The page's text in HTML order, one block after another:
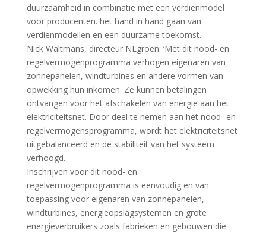
duurzaamheid in combinatie met een verdienmodel
voor producenten. het hand in hand gaan van
verdienmodellen en een duurzame toekomst.
Nick Waltmans, directeur NLgroen: ‘Met dit nood- en
regelvermogenprogramma verhogen eigenaren van
zonnepanelen, windturbines en andere vormen van
opwekking hun inkomen. Ze kunnen betalingen
ontvangen voor het afschakelen van energie aan het
elektriciteitsnet. Door deel te nemen aan het nood- en
regelvermogensprogramma, wordt het elektriciteitsnet
uitgebalanceerd en de stabiliteit van het systeem
verhoogd.
Inschrijven voor dit nood- en
regelvermogenprogramma is eenvoudig en van
toepassing voor eigenaren van zonnepanelen,
windturbines, energieopslagsystemen en grote
energieverbruikers zoals fabrieken en gebouwen die